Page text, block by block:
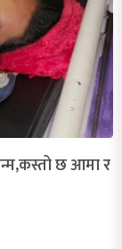
छ आमा र